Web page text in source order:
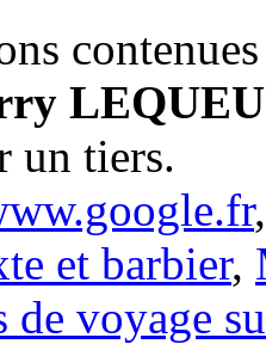
LEQUEU
un tiers.
et barbier,
de voyage